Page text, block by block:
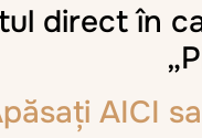
direct în
AICI